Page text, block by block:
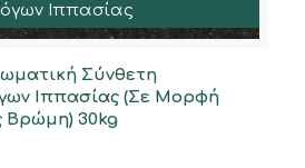
Ιππασίας
Σύνθετη
Ιππασίας (Σε Μορφή
Βρώμη) 30kg